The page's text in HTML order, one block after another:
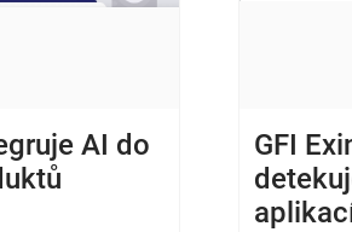
AI do
GFI